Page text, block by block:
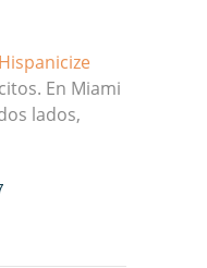
Hispanicize
En Miami
lados,